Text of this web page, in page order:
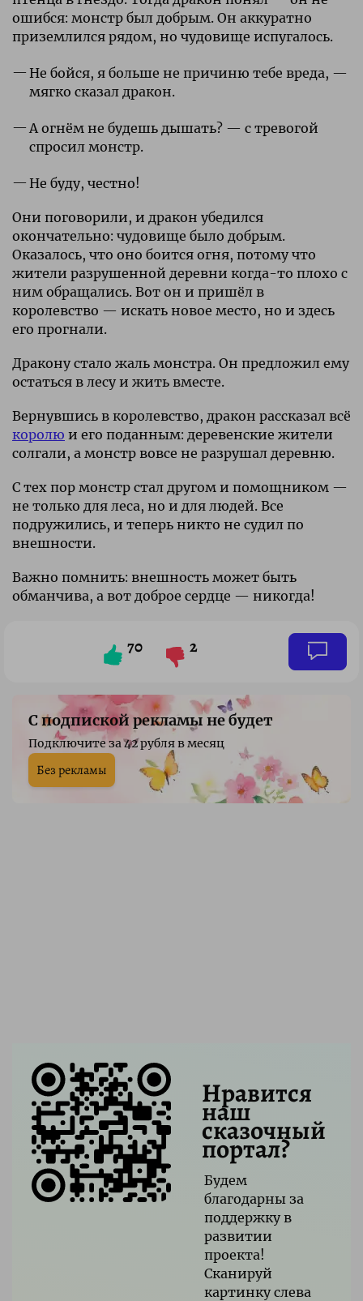
ошибся: монстр был добрым. Он аккуратно
приземлился рядом, но чудовище испугалось.
Не бойся, я больше не причиню тебе вреда, —
мягко сказал дракон.
А огнём не будешь дышать? — с тревогой
спросил монстр.
Не буду, честно!
Они поговорили, и дракон убедился
окончательно: чудовище было добрым.
Оказалось, что оно боится огня, потому что
жители разрушенной деревни когда-то плохо с
ним обращались. Вот он и пришёл в
королевство — искать новое место, но и здесь
его прогнали.
Дракону стало жаль монстра. Он предложил ему
остаться в лесу и жить вместе.
Вернувшись в королевство, дракон рассказал всё
королю и его поданным: деревенские жители
солгали, а монстр вовсе не разрушал деревню.
С тех пор монстр стал другом и помощником —
не только для леса, но и для людей. Все
подружились, и теперь никто не судил по
внешности.
Важно помнить: внешность может быть
обманчива, а вот доброе сердце — никогда!
70 2
С подпиской рекламы не будет
Подключите за 42 рубля в месяц
Без рекламы
Нравится
наш
сказочный
портал?
Будем
благодарны за
поддержку в
развитии
проекта!
Сканируй
картинку слева